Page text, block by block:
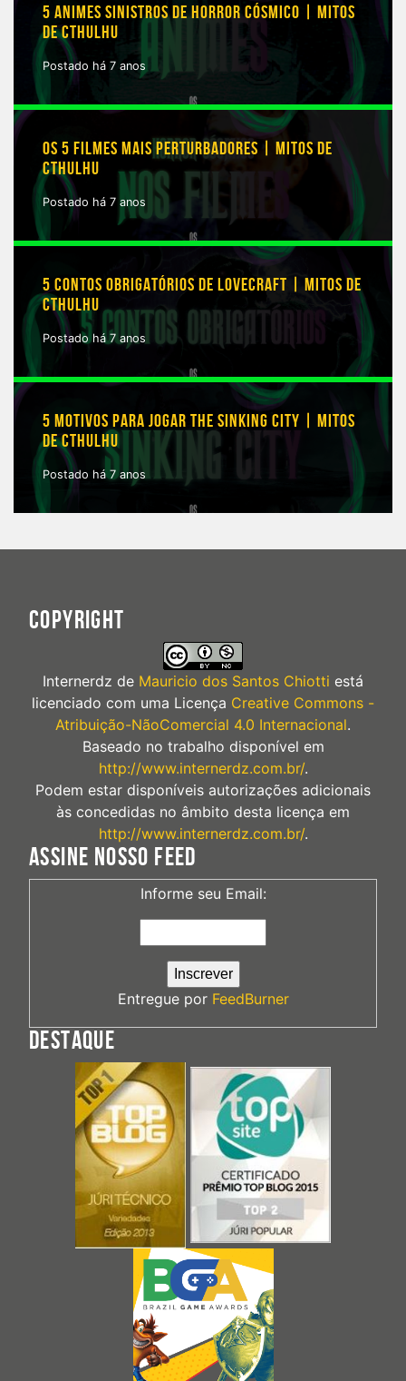
5 ANIMES SINISTROS DE HORROR CÓSMICO | MITOS
DE CTHULHU
Postado há 7 anos
OS 5 FILMES MAIS PERTURBADORES | MITOS DE
CTHULHU
Postado há 7 anos
5 CONTOS OBRIGATÓRIOS DE LOVECRAFT | MITOS DE
CTHULHU
Postado há 7 anos
5 MOTIVOS PARA JOGAR THE SINKING CITY | MITOS
DE CTHULHU
Postado há 7 anos
COPYRIGHT
Internerdz de Mauricio dos Santos Chiotti está
licenciado com uma Licença Creative Commons -
Atribuição-NãoComercial 4.0 Internacional.
Baseado no trabalho disponível em
http://www.internerdz.com.br/.
Podem estar disponíveis autorizações adicionais
às concedidas no âmbito desta licença em
http://www.internerdz.com.br/.
ASSINE NOSSO FEED
Informe seu Email:
Entregue por FeedBurner
DESTAQUE